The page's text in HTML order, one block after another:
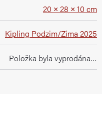
20 × 28 × 10 cm
Kipling Podzim/Zima 2025
Položka byla vyprodána…